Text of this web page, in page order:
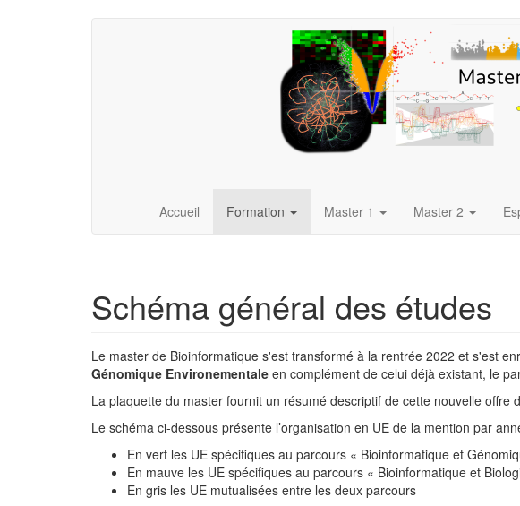
Accueil Formation Master 1 Master 2
Schéma général des études
Le master de Bioinformatique s'est transformé à la rentrée 2022 et s'est
Génomique Environementale en complément de celui déjà existant, le
La plaquette du master fournit un résumé descriptif de cette nouvelle offre
Le schéma ci-dessous présente l’organisation en UE de la mention par
En vert les UE spécifiques au parcours « Bioinformatique et
En mauve les UE spécifiques au parcours « Bioinformatique et
En gris les UE mutualisées entre les deux parcours